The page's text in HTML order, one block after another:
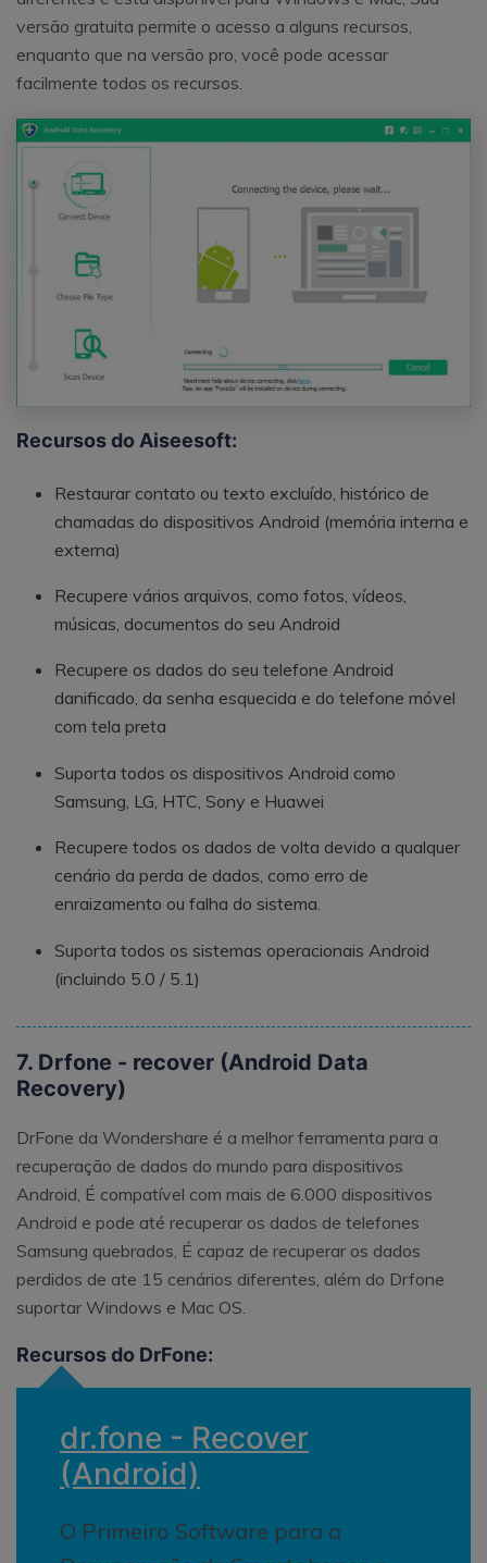
versão gratuita permite o acesso a alguns recursos,
enquanto que na versão pro, você pode acessar
facilmente todos os recursos.
Recursos do Aiseesoft:
Restaurar contato ou texto excluído, histórico de
chamadas do dispositivos Android (memória interna e
externa)
Recupere vários arquivos, como fotos, vídeos,
músicas, documentos do seu Android
Recupere os dados do seu telefone Android
danificado, da senha esquecida e do telefone móvel
com tela preta
Suporta todos os dispositivos Android como
Samsung, LG, HTC, Sony e Huawei
Recupere todos os dados de volta devido a qualquer
cenário da perda de dados, como erro de
enraizamento ou falha do sistema.
Suporta todos os sistemas operacionais Android
(incluindo 5.0 / 5.1)
7. Drfone - recover (Android Data
Recovery)
DrFone da Wondershare é a melhor ferramenta para a
recuperação de dados do mundo para dispositivos
Android, É compatível com mais de 6.000 dispositivos
Android e pode até recuperar os dados de telefones
Samsung quebrados, É capaz de recuperar os dados
perdidos de ate 15 cenários diferentes, além do Drfone
suportar Windows e Mac OS.
Recursos do DrFone:
dr.fone - Recover
(Android)
O Primeiro Software para a